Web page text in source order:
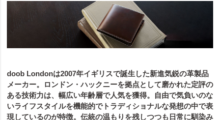
doob Londonは2007年イギリスで誕生した新進気鋭の革製品
メーカー。ロンドン・ハックニーを拠点として磨かれた定評の
ある技術力は、幅広い年齢層で人気を獲得。自由で気負いのな
いライフスタイルを機能的でトラディショナルな発想の中で表
現しているのが特徴。伝統の温もりを残しつつも日常に馴染み